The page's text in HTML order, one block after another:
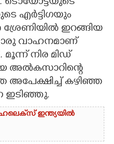
എർട്ടിഗയും
ഇറങ്ങിയ
വാഹനമാണ്
നിര മിഡ്
കഴിഞ്ഞ
ഇടിഞ്ഞു.
ഇന്ത്യയിൽ